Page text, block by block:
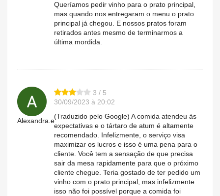
Queríamos pedir vinho para o prato principal,
mas quando nos entregaram o menu o prato
principal já chegou. E nossos pratos foram
retirados antes mesmo de terminarmos a
última mordida.
Alexandra.e
3 / 5
30/09/2023 à 20:02
(Traduzido pelo Google) A comida atendeu às
expectativas e o tártaro de atum é altamente
recomendado. Infelizmente, o serviço visa
maximizar os lucros e isso é uma pena para o
cliente. Você tem a sensação de que precisa
sair da mesa rapidamente para que o próximo
cliente chegue. Teria gostado de ter pedido um
vinho com o prato principal, mas infelizmente
isso não foi possível porque a comida foi